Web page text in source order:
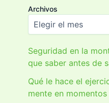
Archivos
Seguridad en la
que saber antes de
Qué le hace el
mente en